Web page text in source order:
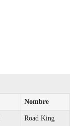
Nombre
Road King